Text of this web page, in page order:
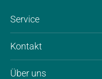
Service
Kontakt
Über uns